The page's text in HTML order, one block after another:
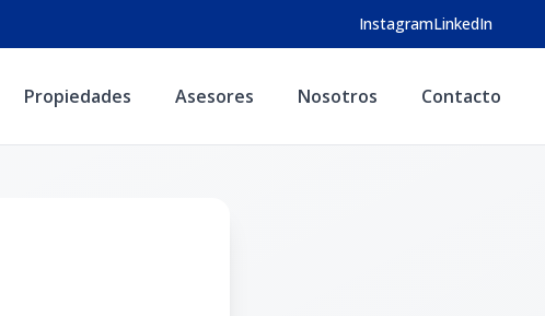
InstagramLinkedIn
Propiedades Asesores Nosotros Contacto